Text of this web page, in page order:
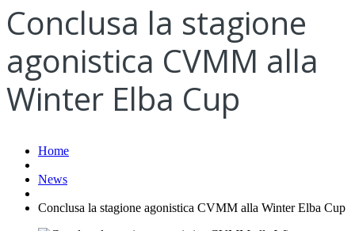
Conclusa la stagione
agonistica CVMM alla
Winter Elba Cup
Home
News
Conclusa la stagione agonistica CVMM alla Winter Elba Cup